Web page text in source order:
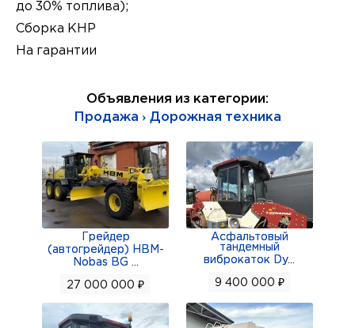
до 30% топлива);
Сборка КНР
На гарантии
Объявления из категории:
Продажа › Дорожная техника
Грейдер
(автогрейдер) HBM-
Nobas BG
27 000 000 ₽
Асфальтовый
тандемный
виброкаток Dy...
9 400 000 ₽